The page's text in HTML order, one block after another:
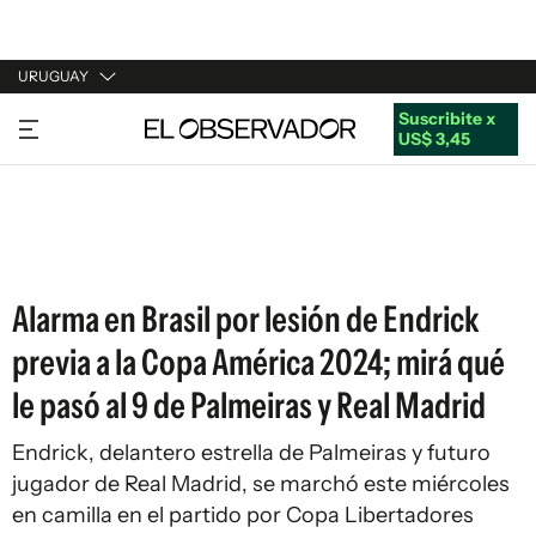
URUGUAY
URUGUAY
ARGENTINA
Suscribite x
US$ 3,45
Alarma en Brasil por lesión de Endrick
previa a la Copa América 2024; mirá qué
le pasó al 9 de Palmeiras y Real Madrid
Endrick, delantero estrella de Palmeiras y futuro
jugador de Real Madrid, se marchó este miércoles
en camilla en el partido por Copa Libertadores